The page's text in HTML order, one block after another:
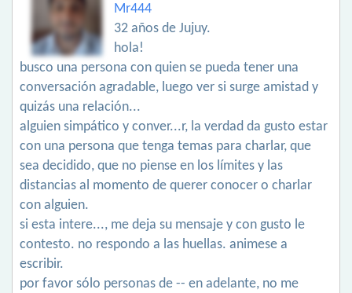
Mr444
32 años de Jujuy.
hola!
busco una persona con quien se pueda tener una
conversación agradable, luego ver si surge amistad y
quizás una relación...
alguien simpático y conver...r, la verdad da gusto estar
con una persona que tenga temas para charlar, que
sea decidido, que no piense en los límites y las
distancias al momento de querer conocer o charlar
con alguien.
si esta intere..., me deja su mensaje y con gusto le
contesto. no respondo a las huellas. animese a
escribir.
por favor sólo personas de -- en adelante, no me